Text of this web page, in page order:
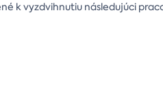
k vyzdvihnutiu následujúci